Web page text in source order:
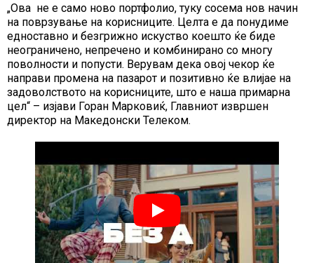
„Ова не е само ново портфолио, туку сосема нов начин
на поврзување на корисниците. Целта е да понудиме
едноставно и безгрижно искуство коешто ќе биде
неограничено, непречено и комбинирано со многу
поволности и попусти. Верувам дека овој чекор ќе
направи промена на пазарот и позитивно ќе влијае на
задоволството на корисниците, што е наша примарна
цел“ – изјави Горан Марковиќ, Главниот извршен
директор на Македонски Телеком.